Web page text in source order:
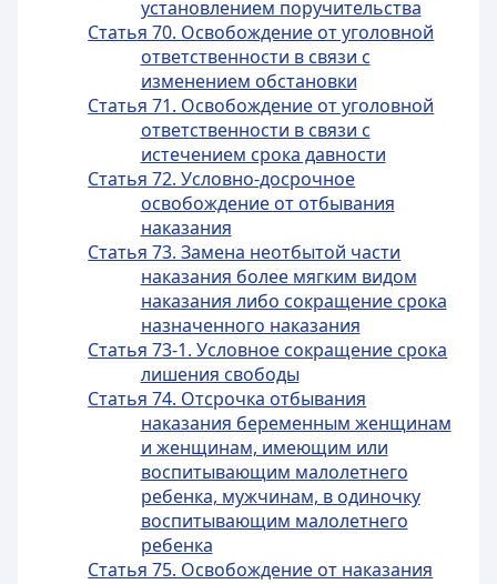
установлением поручительства
Статья 70. Освобождение от уголовной
ответственности в связи с
изменением обстановки
Статья 71. Освобождение от уголовной
ответственности в связи с
истечением срока давности
Статья 72. Условно-досрочное
освобождение от отбывания
наказания
Статья 73. Замена неотбытой части
наказания более мягким видом
наказания либо сокращение срока
назначенного наказания
Статья 73-1. Условное сокращение срока
лишения свободы
Статья 74. Отсрочка отбывания
наказания беременным женщинам
и женщинам, имеющим или
воспитывающим малолетнего
ребенка, мужчинам, в одиночку
воспитывающим малолетнего
ребенка
Статья 75. Освобождение от наказания